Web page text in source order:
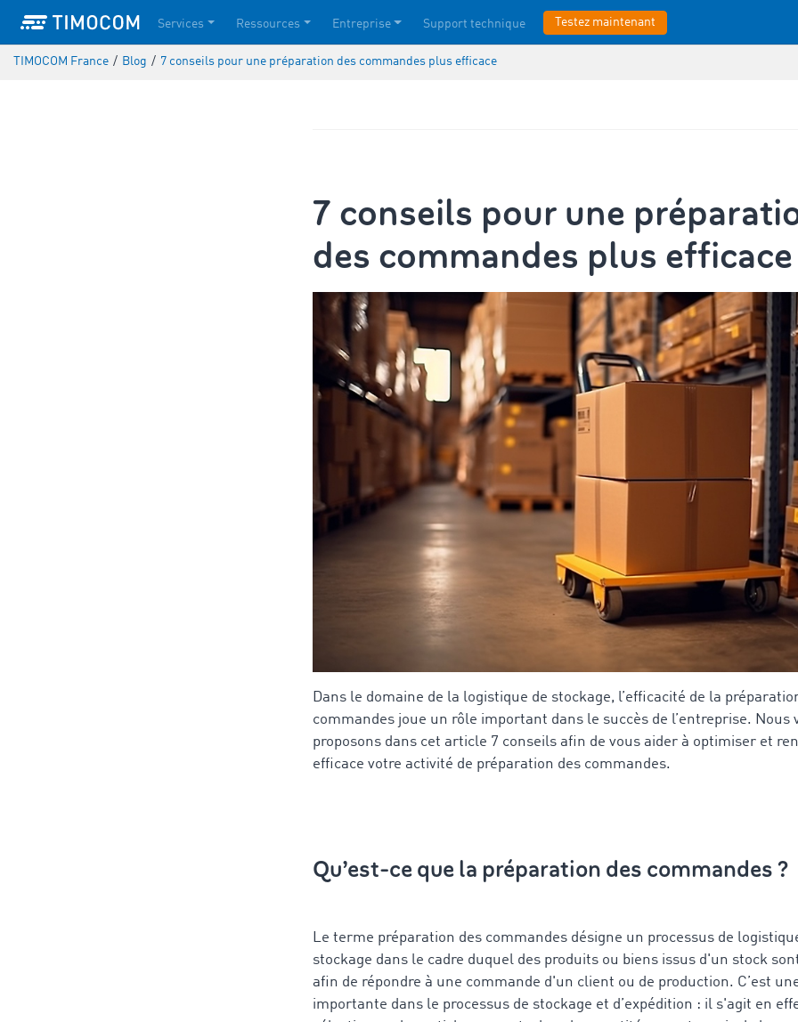
Services Ressources Entreprise Support technique Testez maintenant
TIMOCOM France / Blog / 7 conseils pour une préparation des commandes plus efficace
7 conseils pour une
des commandes plus efficace
Dans le domaine de la logistique de stockage, l’efficacité de la
commandes joue un rôle important dans le succès de l’entreprise. Nous
proposons dans cet article 7 conseils afin de vous aider à optimiser et
efficace votre activité de préparation des commandes.
Qu’est-ce que la préparation des commandes ?
Le terme préparation des commandes désigne un processus de
stockage dans le cadre duquel des produits ou biens issus d'un stock
afin de répondre à une commande d'un client ou de production. C’est
importante dans le processus de stockage et d’expédition : il s'agit en